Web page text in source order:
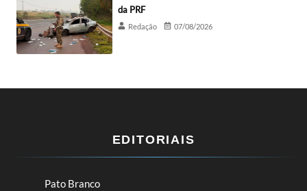
da PRF
Redação 07/08/2026
EDITORIAIS
Pato Branco